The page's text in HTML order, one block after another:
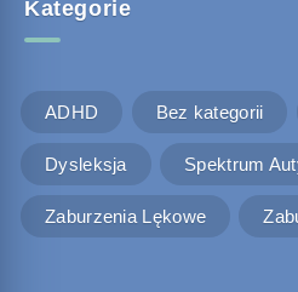
Kategorie
ADHD Bez kategorii
Dysleksja Spektrum
Zaburzenia Lękowe